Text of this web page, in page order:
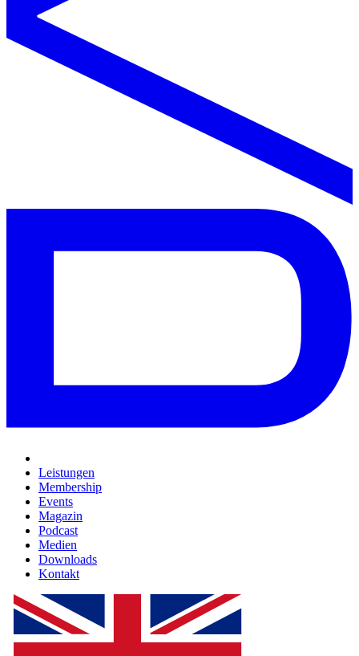
Leistungen
Membership
Events
Magazin
Podcast
Medien
Downloads
Kontakt